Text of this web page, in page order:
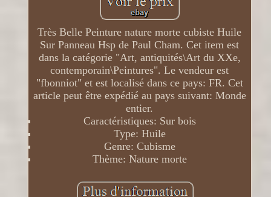
Très Belle Peinture nature morte cubiste Huile
Sur Panneau Hsp de Paul Cham. Cet item est
dans la catégorie "Art, antiquités\Art du XXe,
contemporain\Peintures". Le vendeur est
"fbonniot" et est localisé dans ce pays: FR. Cet
article peut être expédié au pays suivant: Monde
entier.
Caractéristiques: Sur bois
Type: Huile
Genre: Cubisme
Thème: Nature morte